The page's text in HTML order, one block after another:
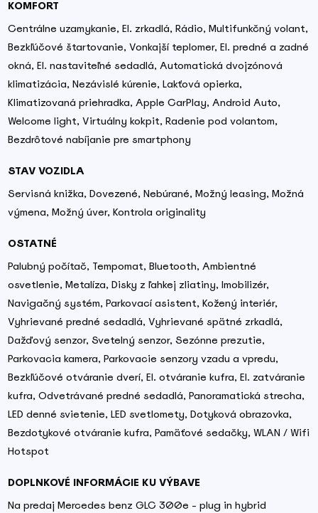
KOMFORT
Centrálne uzamykanie, El. zrkadlá, Rádio, Multifunkčný volant,
Bezkľúčové štartovanie, Vonkajší teplomer, El. predné a zadné
okná, El. nastaviteľné sedadlá, Automatická dvojzónová
klimatizácia, Nezávislé kúrenie, Lakťová opierka,
Klimatizovaná priehradka, Apple CarPlay, Android Auto,
Welcome light, Virtuálny kokpit, Radenie pod volantom,
Bezdrôtové nabíjanie pre smartphony
STAV VOZIDLA
Servisná knižka, Dovezené, Nebúrané, Možný leasing, Možná
výmena, Možný úver, Kontrola originality
OSTATNÉ
Palubný počítač, Tempomat, Bluetooth, Ambientné
osvetlenie, Metalíza, Disky z ľahkej zliatiny, Imobilizér,
Navigačný systém, Parkovací asistent, Kožený interiér,
Vyhrievané predné sedadlá, Vyhrievané spätné zrkadlá,
Dažďový senzor, Svetelný senzor, Sezónne prezutie,
Parkovacia kamera, Parkovacie senzory vzadu a vpredu,
Bezkľúčové otváranie dverí, El. otváranie kufra, El. zatváranie
kufra, Odvetrávané predné sedadlá, Panoramatická strecha,
LED denné svietenie, LED svetlomety, Dotyková obrazovka,
Bezdotykové otváranie kufra, Pamäťové sedačky, WLAN / Wifi
Hotspot
DOPLNKOVÉ INFORMÁCIE KU VÝBAVE
Na predaj Mercedes benz GLC 300e - plug in hybrid